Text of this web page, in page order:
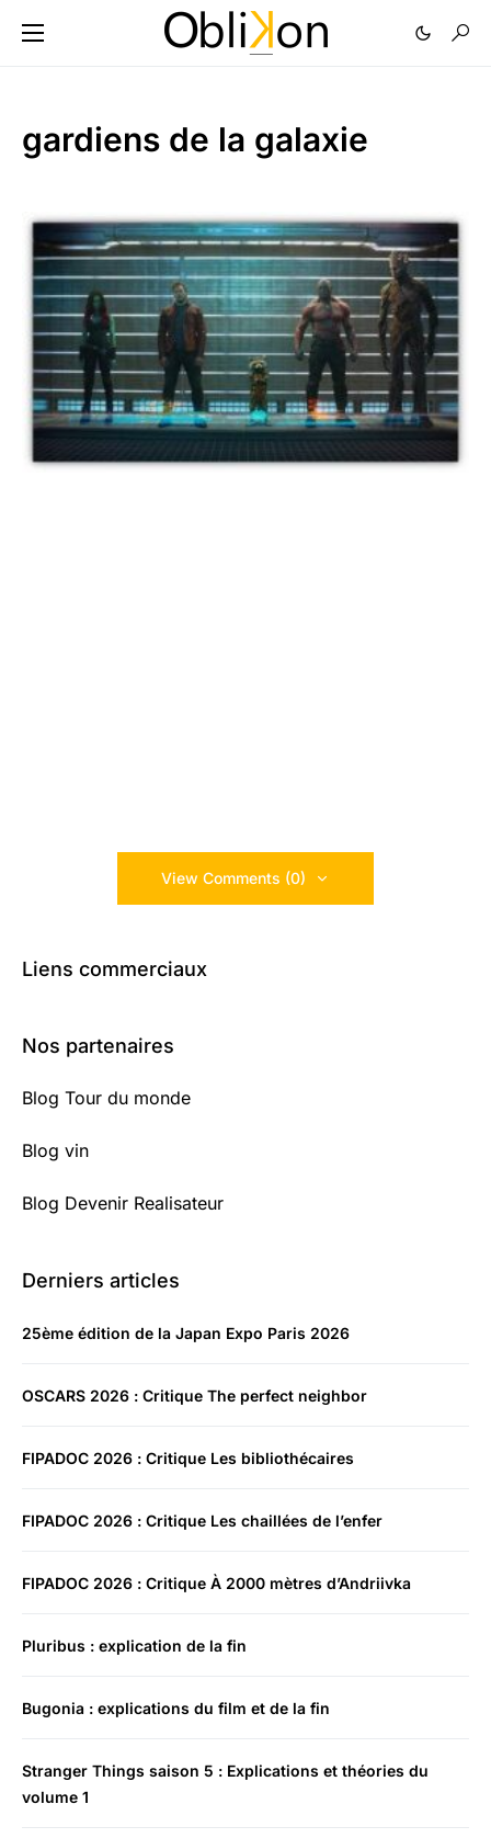
gardiens de la galaxie
View Comments (0)
Liens commerciaux
Nos partenaires
Blog Tour du monde
Blog vin
Blog Devenir Realisateur
Derniers articles
25ème édition de la Japan Expo Paris 2026
OSCARS 2026 : Critique The perfect neighbor
FIPADOC 2026 : Critique Les bibliothécaires
FIPADOC 2026 : Critique Les chaillées de l’enfer
FIPADOC 2026 : Critique À 2000 mètres d’Andriivka
Pluribus : explication de la fin
Bugonia : explications du film et de la fin
Stranger Things saison 5 : Explications et théories du
volume 1